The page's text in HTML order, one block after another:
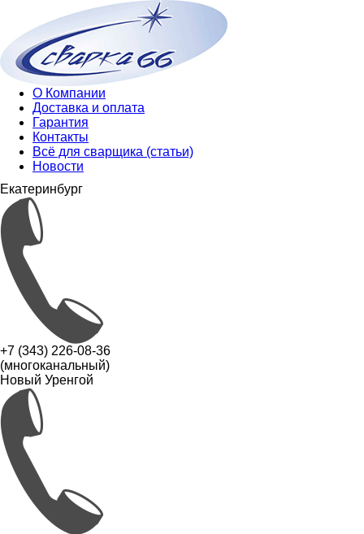
О Компании
Доставка и оплата
Гарантия
Контакты
Всё для сварщика (статьи)
Новости
Екатеринбург
+7 (343) 226-08-36
(многоканальный)
Новый Уренгой